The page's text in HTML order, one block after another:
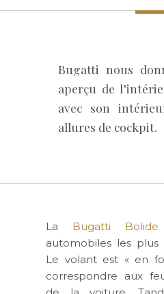
Bugatti nous
aperçu de
avec son
allures de cockpit.
La Bugatti Bolide
automobiles les plus
Le volant est « en
correspondre aux